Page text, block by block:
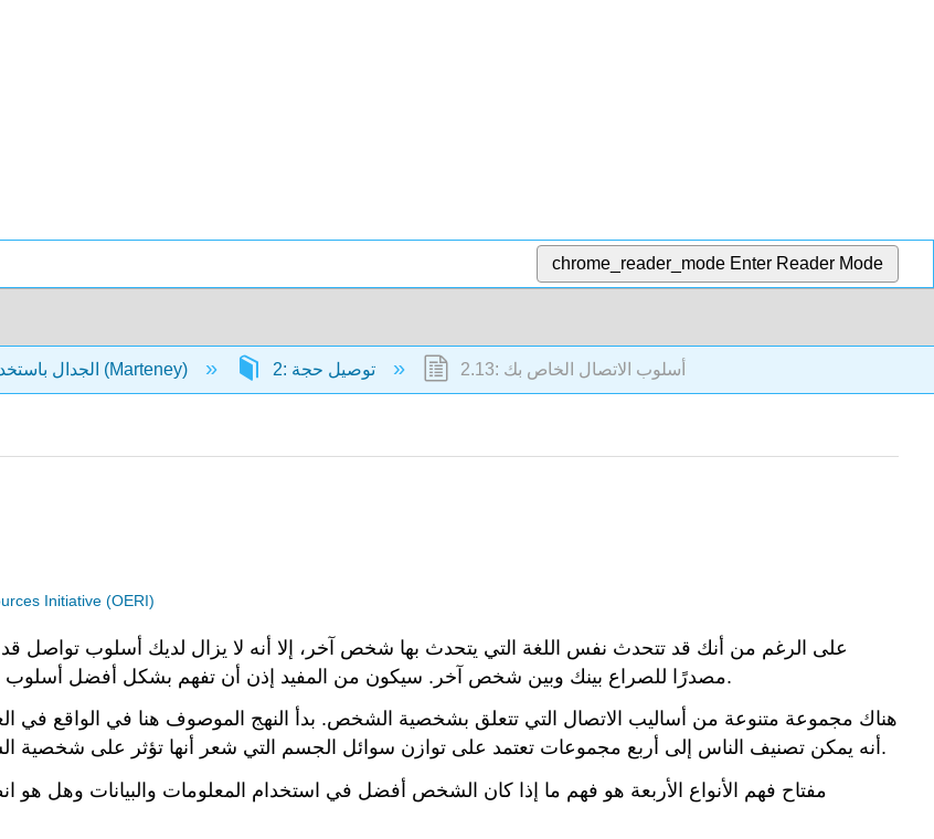
chrome_reader_mode Enter Reader Mode
الجدال باستخدام التفكير النقدي (Marteney) 2: توصيل حجة 2.13: أسلوب الاتصال الخاص بك
Initiative (OERI)
على الرغم من أنك قد تتحدث نفس اللغة التي يتحدث بها شخص آخر، إلا أنه لا يزال لديك أسلوب تواصل
مصدرًا للصراع بينك وبين شخص آخر. سيكون من المفيد إذن أن تفهم بشكل أفضل أسلوب اتصالك والتحديات التي قد تواجهها في التواصل مع أنماط الآخرين.
أنه يمكن تصنيف الناس إلى أربع مجموعات تعتمد على توازن سوائل الجسم التي شعر أنها تؤثر على شخصية الشخص. تطور هذا النهج على مر السنين إلى الإصدار الموضح أدناه.
مفتاح فهم الأنواع الأربعة هو فهم ما إذا كان الشخص أفضل في استخدام المعلومات والبيانات وهل